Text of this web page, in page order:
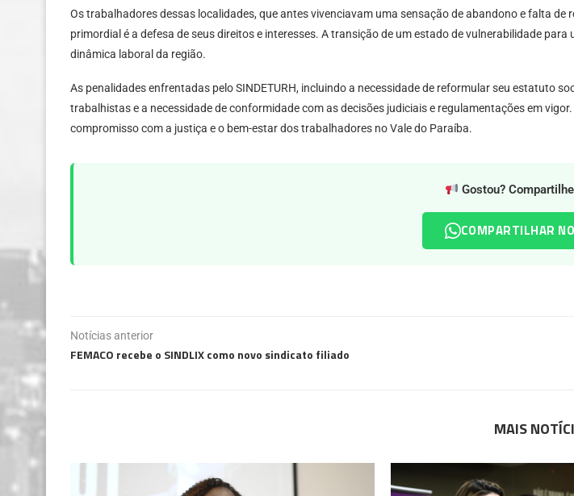
Os trabalhadores dessas localidades, que antes vivenciavam uma sensação de abandono e falta
primordial é a defesa de seus direitos e interesses. A transição de um estado de vulnerabilidade
dinâmica laboral da região.
As penalidades enfrentadas pelo SINDETURH, incluindo a necessidade de reformular seu estatuto
trabalhistas e a necessidade de conformidade com as decisões judiciais e regulamentações em
compromisso com a justiça e o bem-estar dos trabalhadores no Vale do Paraíba.
Gostou?
COMPARTILHAR
Notícias anterior
FEMACO recebe o SINDLIX como novo sindicato filiado
MAIS